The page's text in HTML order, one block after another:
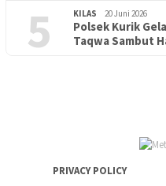
5 KILAS 20 Juni 2026
Polsek Kurik
Taqwa Sambut
PENDIDIKAN 18 Juni 2026
Lepas Puluhan Peserta
PRIVACY POLICY